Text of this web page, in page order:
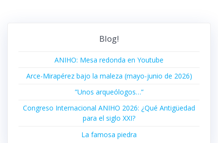
Blog!
ANIHO: Mesa redonda en Youtube
Arce-Mirapérez bajo la maleza (mayo-junio de 2026)
”Unos arqueólogos…”
Congreso Internacional ANIHO 2026: ¿Qué Antigüedad
para el siglo XXI?
La famosa piedra